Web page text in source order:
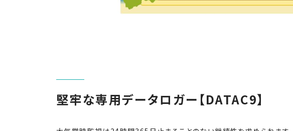
堅牢な専用データロガー【DATAC9】